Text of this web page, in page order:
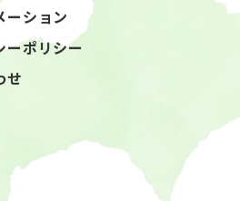
ーション
ーポリシー
せ